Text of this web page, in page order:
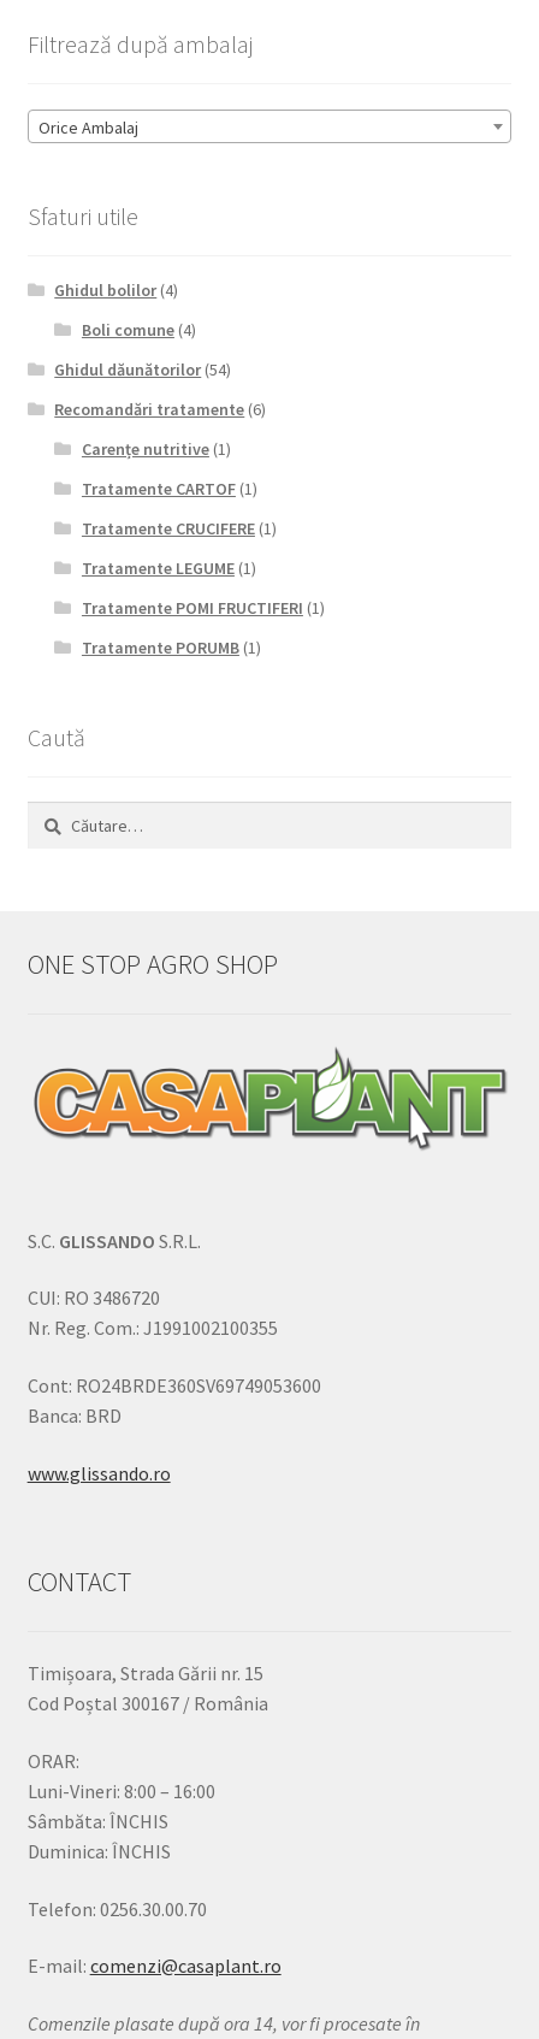
Filtrează după ambalaj
Orice Ambalaj
Sfaturi utile
Ghidul bolilor(4)
Boli comune(4)
Ghidul dăunătorilor(54)
Recomandări tratamente (6)
Carențe nutritive(1)
Tratamente CARTOF(1)
Tratamente CRUCIFERE(1)
Tratamente LEGUME(1)
Tratamente POMI FRUCTIFERI (1)
Tratamente PORUMB(1)
Caută
Caută
ONE STOP AGRO SHOP
S.C. GLISSANDO S.R.L.
CUI: RO 3486720
Nr. Reg. Com.: J1991002100355
Cont: RO24BRDE360SV69749053600
Banca: BRD
www.glissando.ro
CONTACT
Timișoara, Strada Gării nr. 15
Cod Poștal 300167 / România
ORAR:
Luni-Vineri: 8:00 – 16:00
Sâmbăta: ÎNCHIS
Duminica: ÎNCHIS
Telefon: 0256.30.00.70
E-mail: comenzi@casaplant.ro
Comenzile plasate după ora 14, vor fi procesate în